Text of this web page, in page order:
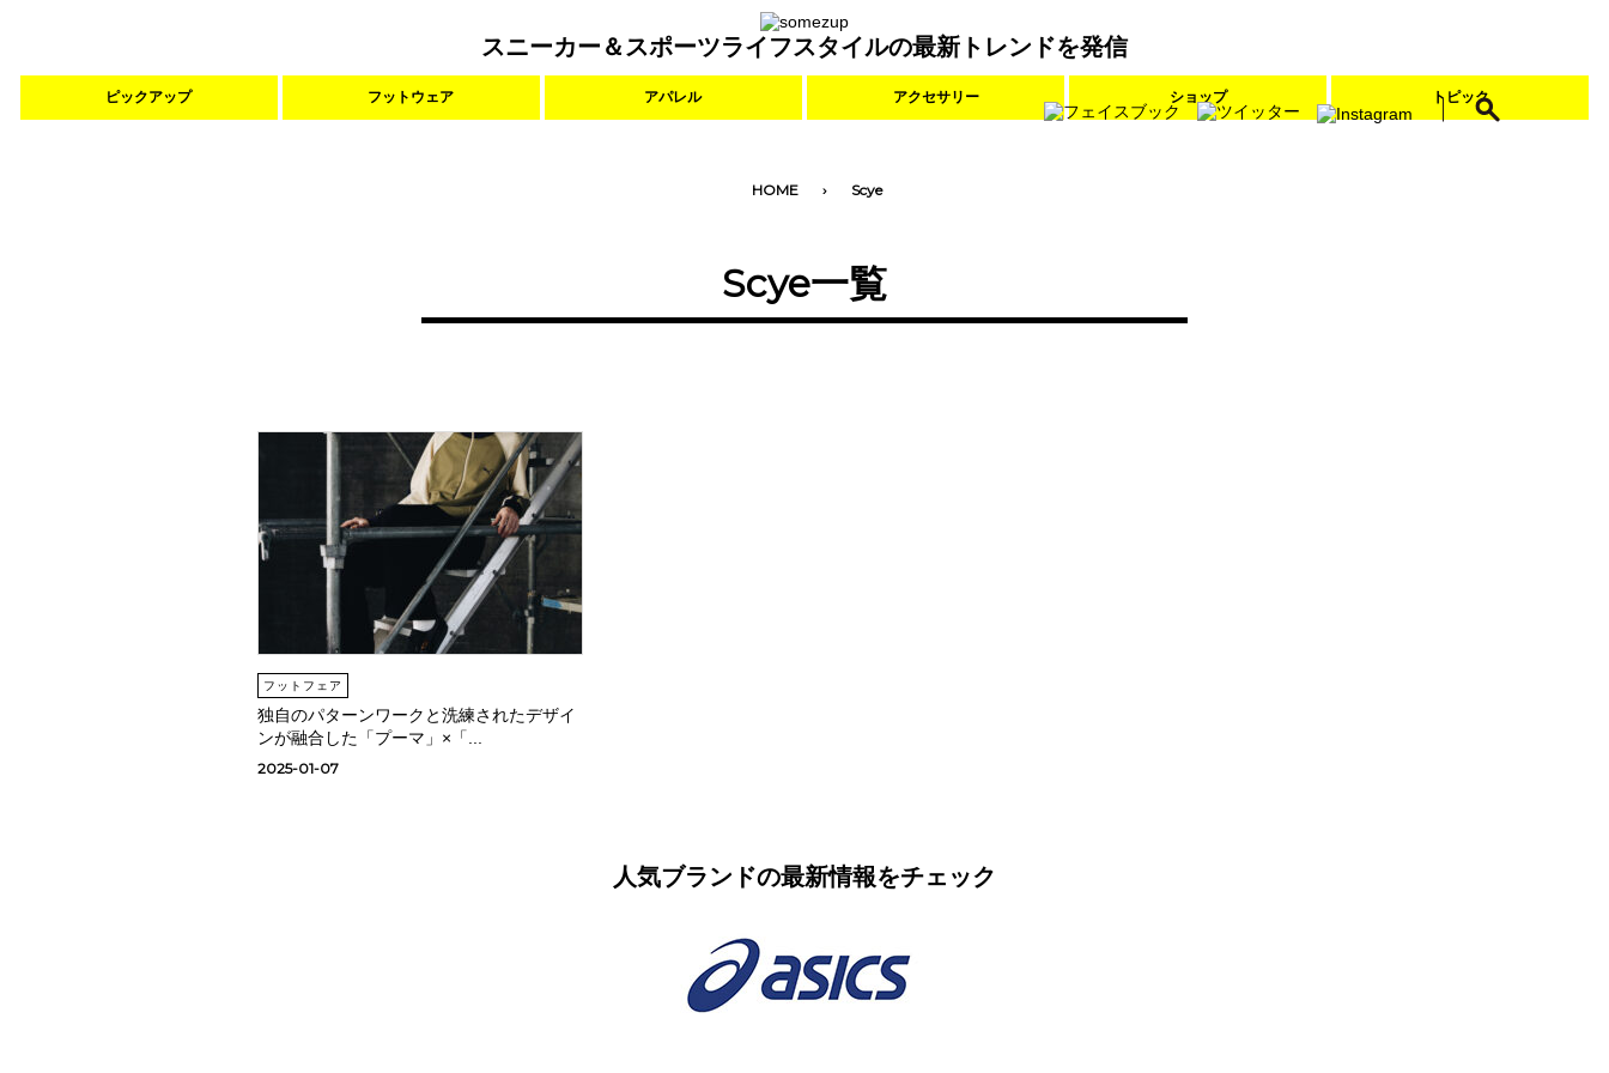
スニーカー＆スポーツライフスタイルの最新トレンドを発信
ピックアップ フットウェア アパレル アクセサリー ショップ トピック
HOME Scye
Scye一覧
フットフェア
独自のパターンワークと洗練されたデザイ
ンが融合した「プーマ」×「...
2025-01-07
人気ブランドの最新情報をチェック